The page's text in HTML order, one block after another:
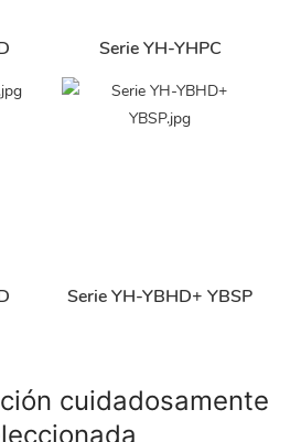
Serie YH-YHPC
Serie YH-YBHD+ YBSP
cuidadosamente